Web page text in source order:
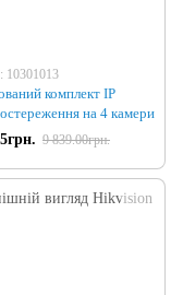
10301013
комплект IP
на 4 камери
9 839.00грн.